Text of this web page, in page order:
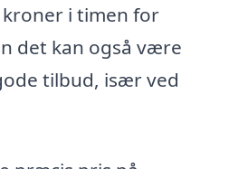
kroner i timen for
det kan også være
tilbud, især ved